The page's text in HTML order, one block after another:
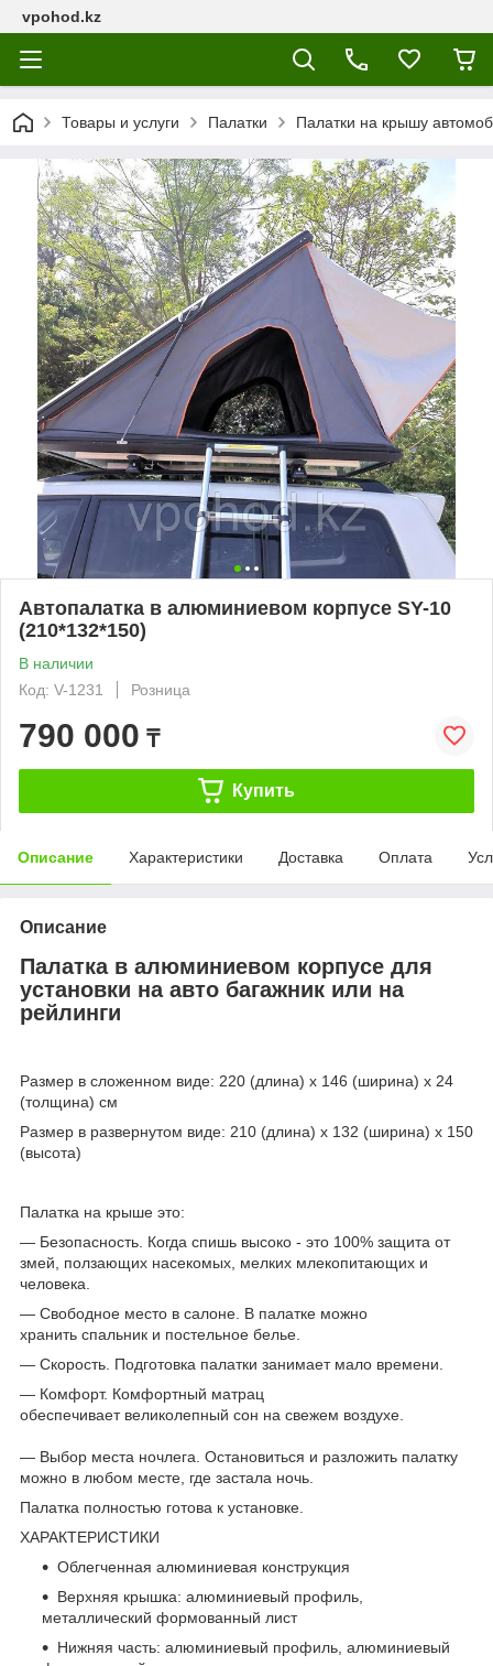
vpohod.kz
Товары и услуги Палатки Палатки на крышу
Автопалатка в алюминиевом корпусе SY-10
(210*132*150)
В наличии
Код: V-1231
Розница
790 000 ₸
Купить
Описание Характеристики Доставка Оплата
Описание
Палатка в алюминиевом корпусе для
установки на авто багажник или на
рейлинги
Размер в сложенном виде: 220 (длина) x 146 (ширина) x 24
(толщина) см
Размер в развернутом виде: 210 (длина) x 132 (ширина) x 150
(высота)
Палатка на крыше это:
— Безопасность. Когда спишь высоко - это 100% защита от
змей, ползающих насекомых, мелких млекопитающих и
человека.
— Свободное место в салоне. В палатке можно
хранить спальник и постельное белье.
— Скорость. Подготовка палатки занимает мало времени.
— Комфорт. Комфортный матрац
обеспечивает великолепный сон на свежем воздухе.
— Выбор места ночлега. Остановиться и разложить палатку
можно в любом месте, где застала ночь.
Палатка полностью готова к установке.
ХАРАКТЕРИСТИКИ
Облегченная алюминиевая конструкция
Верхняя крышка: алюминиевый профиль,
металлический формованный лист
Нижняя часть: алюминиевый профиль, алюминиевый